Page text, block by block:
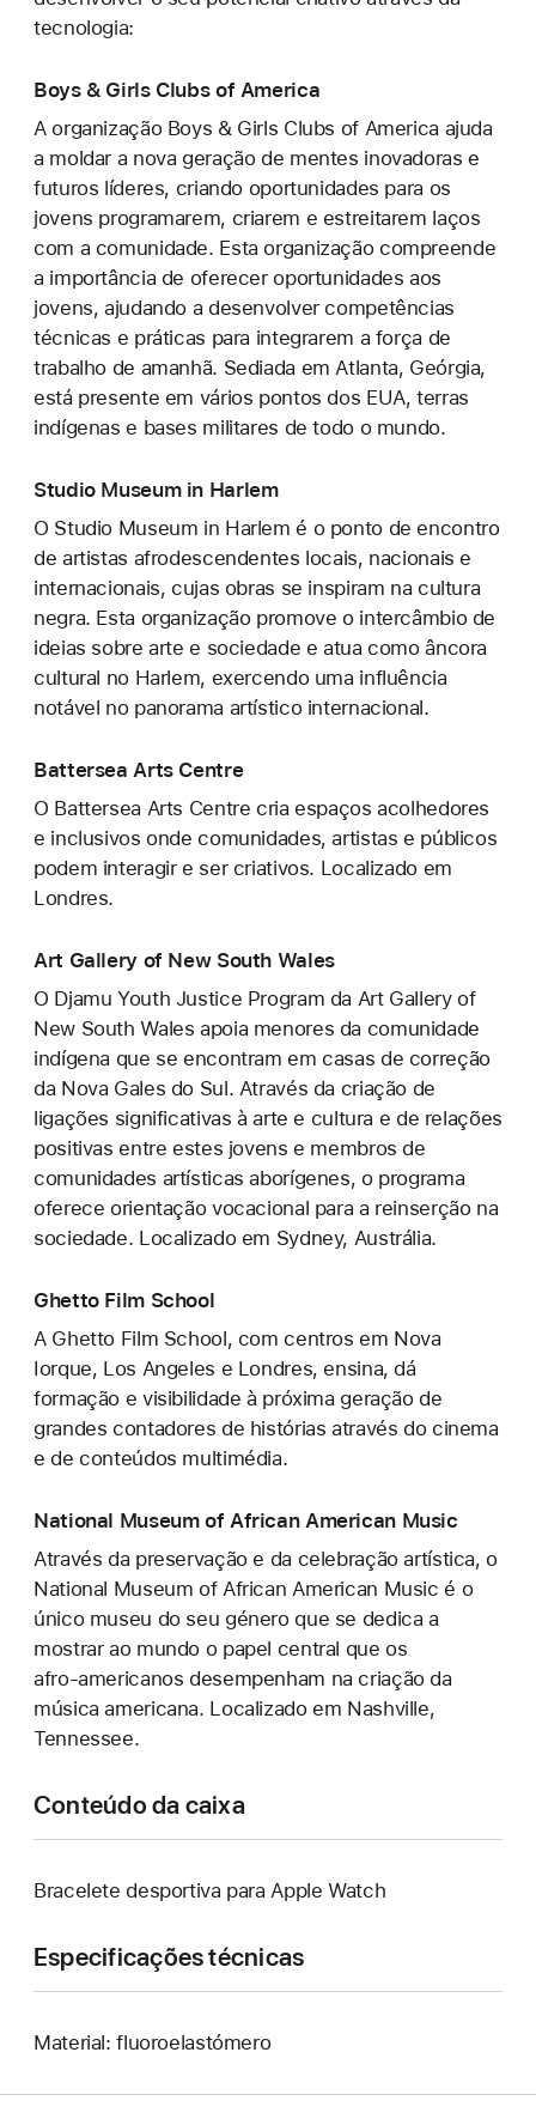
tecnologia:
Boys & Girls Clubs of America
A organização Boys & Girls Clubs of America ajuda
a moldar a nova geração de mentes inovadoras e
futuros líderes, criando oportunidades para os
jovens programarem, criarem e estreitarem laços
com a comunidade. Esta organização compreende
a importância de oferecer oportunidades aos
jovens, ajudando a desenvolver competências
técnicas e práticas para integrarem a força de
trabalho de amanhã. Sediada em Atlanta, Geórgia,
está presente em vários pontos dos EUA, terras
indígenas e bases militares de todo o mundo.
Studio Museum in Harlem
O Studio Museum in Harlem é o ponto de encontro
de artistas afrodescendentes locais, nacionais e
internacionais, cujas obras se inspiram na cultura
negra. Esta organização promove o intercâmbio de
ideias sobre arte e sociedade e atua como âncora
cultural no Harlem, exercendo uma influência
notável no panorama artístico internacional.
Battersea Arts Centre
O Battersea Arts Centre cria espaços acolhedores
e inclusivos onde comunidades, artistas e públicos
podem interagir e ser criativos. Localizado em
Londres.
Art Gallery of New South Wales
O Djamu Youth Justice Program da Art Gallery of
New South Wales apoia menores da comunidade
indígena que se encontram em casas de correção
da Nova Gales do Sul. Através da criação de
ligações significativas à arte e cultura e de relações
positivas entre estes jovens e membros de
comunidades artísticas aborígenes, o programa
oferece orientação vocacional para a reinserção na
sociedade. Localizado em Sydney, Austrália.
Ghetto Film School
A Ghetto Film School, com centros em Nova
Iorque, Los Angeles e Londres, ensina, dá
formação e visibilidade à próxima geração de
grandes contadores de histórias através do cinema
e de conteúdos multimédia.
National Museum of African American Music
Através da preservação e da celebração artística, o
National Museum of African American Music é o
único museu do seu género que se dedica a
mostrar ao mundo o papel central que os
afro‑americanos desempenham na criação da
música americana. Localizado em Nashville,
Tennessee.
Conteúdo da caixa
Bracelete desportiva para Apple Watch
Especificações técnicas
Material: fluoroelastómero